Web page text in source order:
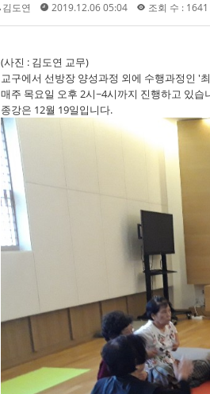
김도연 2019.12.06 05:04 조회 수 : 1641
(사진 : 김도연 교무)
교구에서 선방장 양성과정 외에 수행과정인 '
매주 목요일 오후 2시~4시까지 진행하고 있습
종강은 12월 19일입니다.